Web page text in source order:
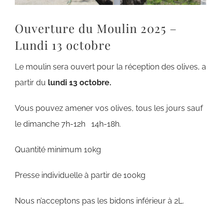
Ouverture du Moulin 2025 –
Lundi 13 octobre
Le moulin sera ouvert pour la réception des olives, a
partir du lundi 13 octobre.
Vous pouvez amener vos olives, tous les jours sauf
le dimanche 7h-12h 14h-18h.
Quantité minimum 10kg
Presse individuelle à partir de 100kg
Nous n’acceptons pas les bidons inférieur à 2L.